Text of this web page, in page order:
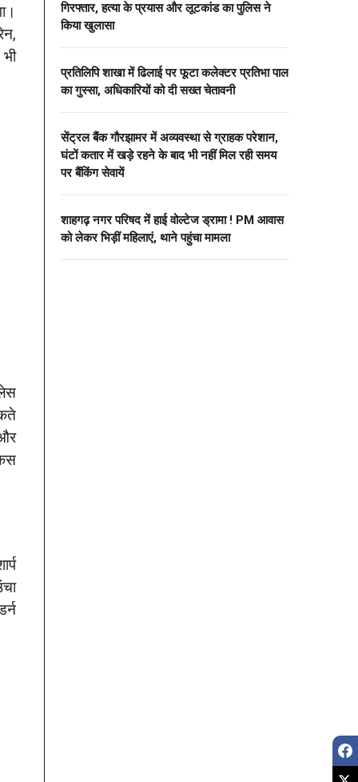
गिरफ्तार, हत्या के प्रयास और लूटकांड का पुलिस ने
किया खुलासा
प्रतिलिपि शाखा में ढिलाई पर फूटा कलेक्टर प्रतिभा पाल
का गुस्सा, अधिकारियों को दी सख्त चेतावनी
सेंट्रल बैंक गौरझामर में अव्यवस्था से ग्राहक परेशान,
घंटों कतार में खड़े रहने के बाद भी नहीं मिल रही समय
पर बैंकिंग सेवायें
शाहगढ़ नगर परिषद में हाई वोल्टेज ड्रामा ! PM आवास
को लेकर भिड़ीं महिलाएं, थाने पहुंचा मामला